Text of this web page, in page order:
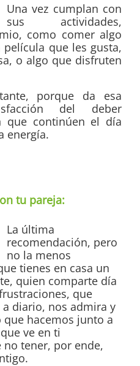
Una vez cumplan con
sus actividades,
como comer algo
que les gusta,
o algo que disfruten
porque da esa
del deber
que continúen el día
energía.
tu pareja:
La última
recomendación, pero
no la menos
tienes en casa un
quien comparte día
que
diario, nos admira y
hacemos junto a
ve en ti
tener, por ende,